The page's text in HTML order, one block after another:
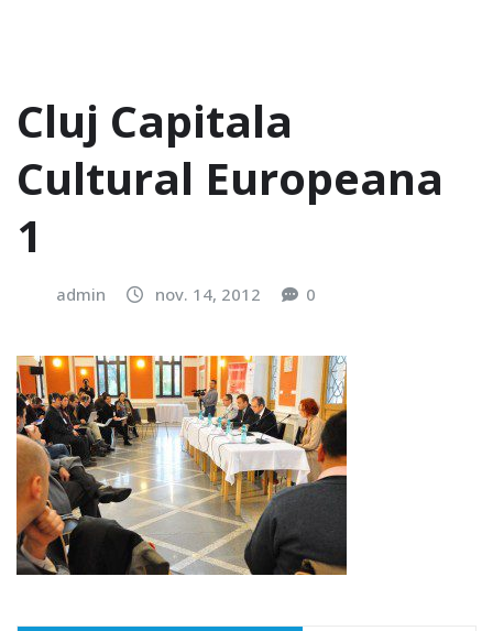
Cluj Capitala
Cultural Europeana
1
admin nov. 14, 2012 0